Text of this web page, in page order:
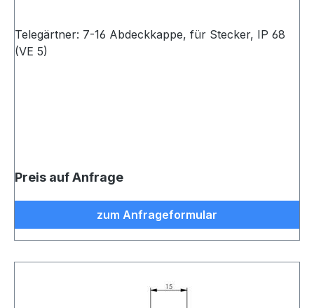
Telegärtner: 7-16 Abdeckkappe, für Stecker, IP 68
(VE 5)
Preis auf Anfrage
zum Anfrageformular